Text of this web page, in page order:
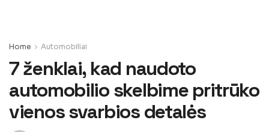
Home Automobiliai
7 ženklai, kad naudoto
automobilio skelbime pritrūko
vienos svarbios detalės